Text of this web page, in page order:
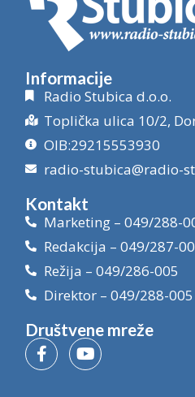
Informacije
Radio Stubica d.o.o.
Toplička ulica 10/2,
OIB:29215553930
radio-stubica@radio-
Kontakt
Marketing – 049/288-
Redakcija – 049/287-
Režija – 049/286-005
Direktor – 049/288-005
Društvene mreže